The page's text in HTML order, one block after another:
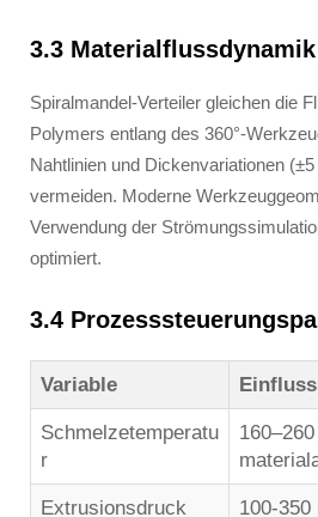
3.3
Spiralmandel-Verteiler gleichen die
Polymers entlang des 360°-
Nahtlinien und Dickenvariationen
vermeiden. Moderne
Verwendung der
optimiert.
3.4
Variable
Schmelzetemperatu
r
160–260
Extrusionsdruck 100-350